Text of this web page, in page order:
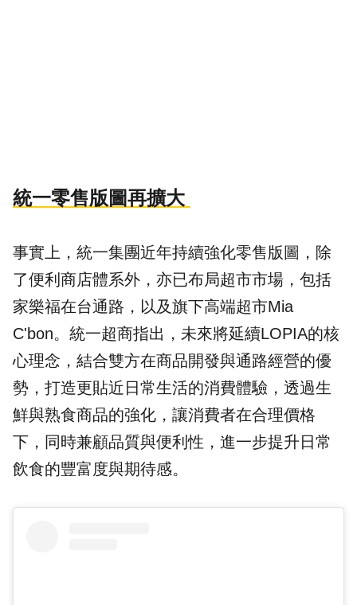
統一零售版圖再擴大
事實上，統一集團近年持續強化零售版圖，除
了便利商店體系外，亦已布局超市市場，包括
家樂福在台通路，以及旗下高端超市Mia
C'bon。統一超商指出，未來將延續LOPIA的核
心理念，結合雙方在商品開發與通路經營的優
勢，打造更貼近日常生活的消費體驗，透過生
鮮與熟食商品的強化，讓消費者在合理價格
下，同時兼顧品質與便利性，進一步提升日常
飲食的豐富度與期待感。